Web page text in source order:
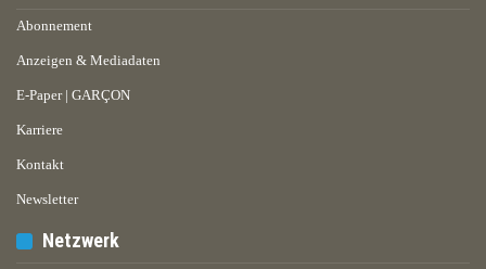
Abonnement
Anzeigen & Mediadaten
E-Paper | GARÇON
Karriere
Kontakt
Newsletter
Netzwerk